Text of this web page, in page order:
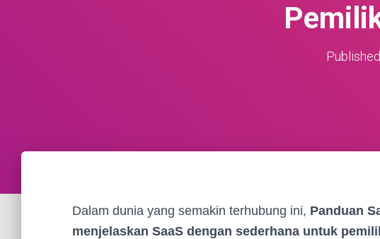
Dalam dunia yang semakin terhubung ini, Panduan
menjelaskan SaaS dengan sederhana untuk